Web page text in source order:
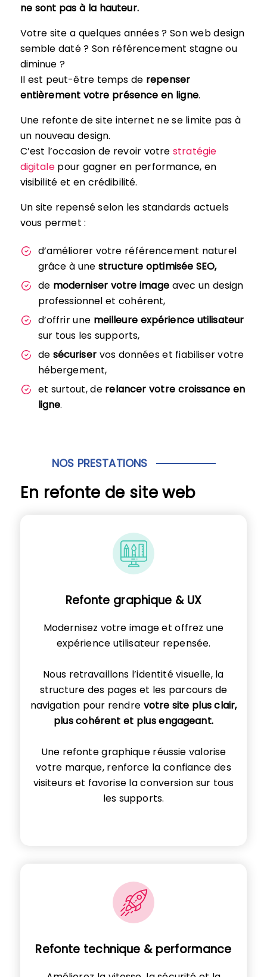
ne sont pas à la hauteur.
Votre site a quelques années ? Son web design
semble daté ? Son référencement stagne ou
diminue ?
Il est peut-être temps de repenser
entièrement votre présence en ligne.
Une refonte de site internet ne se limite pas à
un nouveau design.
C’est l’occasion de revoir votrestratégie
digitalepour gagner en performance, en
visibilité et en crédibilité.
Un site repensé selon les standards actuels
vous permet :
d’améliorer votre référencement naturel
grâce à une structure optimisée SEO,
de moderniser votre imageavec un design
professionnel et cohérent,
d’offrir une meilleure expérience utilisateur
sur tous les supports,
de sécuriservos données et fiabiliser votre
hébergement,
et surtout, de relancer votre croissance en
ligne.
NOS PRESTATIONS
En refonte de site web
Refonte graphique & UX
Modernisez votre image et offrez une
expérience utilisateur repensée.
Nous retravaillons l’identité visuelle, la
structure des pages et les parcours de
navigation pour rendre votre site plus clair,
plus cohérent et plus engageant.
Une refonte graphique réussie valorise
votre marque, renforce la confiance des
visiteurs et favorise la conversion sur tous
les supports.
Refonte technique & performance